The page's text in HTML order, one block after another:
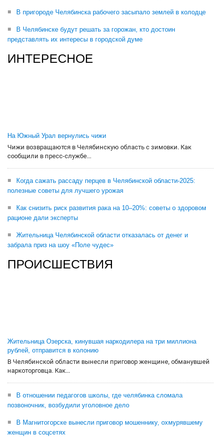
В пригороде Челябинска рабочего засыпало землей в колодце
В Челябинске будут решать за горожан, кто достоин
представлять их интересы в городской думе
ИНТЕРЕСНОЕ
На Южный Урал вернулись чижи
Чижи возвращаются в Челябинскую область с зимовки. Как
сообщили в пресс-службе...
Когда сажать рассаду перцев в Челябинской области-2025:
полезные советы для лучшего урожая
Как снизить риск развития рака на 10–20%: советы о здоровом
рационе дали эксперты
Жительница Челябинской области отказалась от денег и
забрала приз на шоу «Поле чудес»
ПРОИСШЕСТВИЯ
Жительница Озерска, кинувшая наркодилера на три миллиона
рублей, отправится в колонию
В Челябинской области вынесли приговор женщине, обманувшей
наркоторговца. Как...
В отношении педагогов школы, где челябинка сломала
позвоночник, возбудили уголовное дело
В Магнитогорске вынесли приговор мошеннику, охмурявшему
женщин в соцсетях